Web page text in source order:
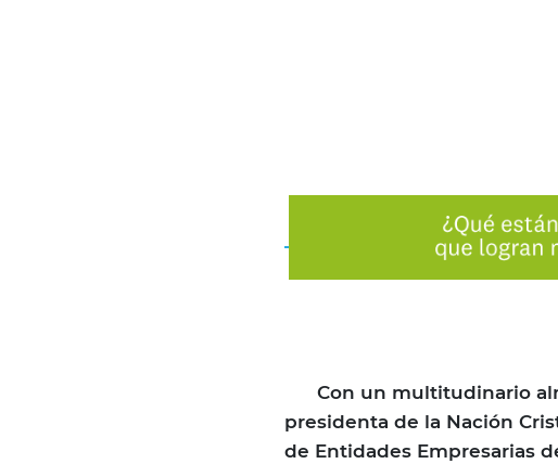
Con un multitudinario
presidenta de la Nación
de Entidades Empresarias